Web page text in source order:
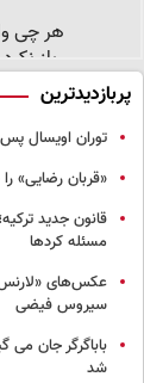
پربازدیدترین
توران اویسال پس از ۳۱ سال زندان
«قربان رضایی»
قانون جدید
مسئله کردها
عکس‌های «لارنس
سیروس فیضی
باباگرگر جان می
شد